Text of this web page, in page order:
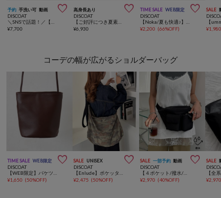
予約 手洗い可 動画 
DISCOAT
¥7,700
高身長あり 
DISCOAT
¥6,930
TIME SALE WEB限定 
DISCOAT
¥2,200 (66%OFF)
SALE
¥
コーデの幅が広がるショルダーバッグ
TIME SALE WEB限定 
DISCOAT
¥1,650 (50%OFF)
SALE UNISEX 
DISCOAT
¥2,475 (50%OFF)
SALE 一部予約 動画 
DISCOAT
【４ポケット/撥水/軽量】ユーティリティーパフィーボディバッグ
¥2,970 (40%OFF)
SALE
¥